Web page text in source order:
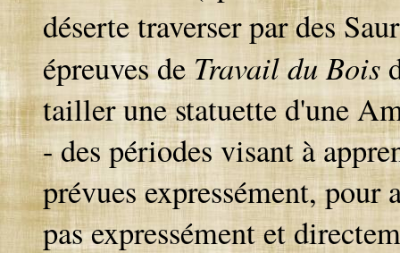
déserte traverser par des
épreuves de Travail du Bois
tailler une statuette d'une
- des périodes visant à
prévues expressément,
pas expressément et